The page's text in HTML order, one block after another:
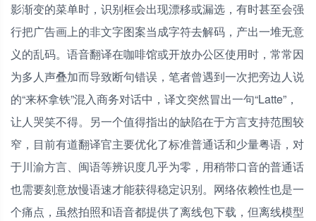
影渐变的菜单时，识别框会出现漂移或漏选，有时甚至会强
行把广告画上的非文字图案当成字符去解码，产出一堆无意
义的乱码。语音翻译在咖啡馆或开放办公区使用时，常常因
为多人声叠加而导致断句错误，笔者曾遇到一次把旁边人说
的“来杯拿铁”混入商务对话中，译文突然冒出一句“Latte”，
让人哭笑不得。另一个值得指出的缺陷在于方言支持范围较
窄，目前有道翻译官主要优化了标准普通话和少量粤语，对
于川渝方言、闽语等辨识度几乎为零，用稍带口音的普通话
也需要刻意放慢语速才能获得稳定识别。网络依赖性也是一
个痛点，虽然拍照和语音都提供了离线包下载，但离线模型